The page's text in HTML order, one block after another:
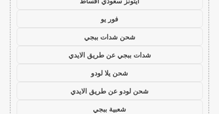
فور يو
شحن شدات ببجي
شدات ببجي عن طريق الايدي
شحن يلا لودو
شحن لودو عن طريق الايدي
شعبية ببجي